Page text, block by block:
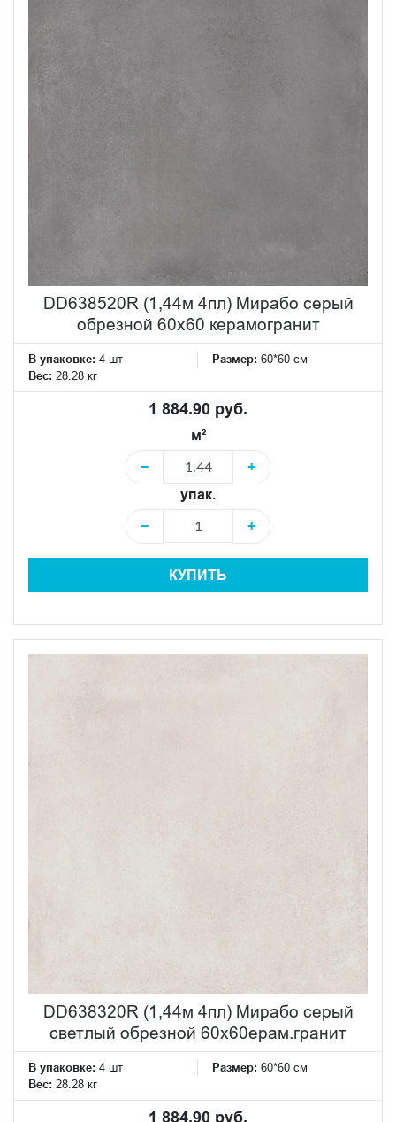
DD638520R (1,44м 4пл) Мирабо серый
обрезной 60х60 керамогранит
В упаковке: 4 шт Размер: 60*60 см
Вес: 28.28 кг
1 884.90 руб.
м²
−
+
упак.
−
+
КУПИТЬ
DD638320R (1,44м 4пл) Мирабо серый
светлый обрезной 60х60ерам.гранит
В упаковке: 4 шт Размер: 60*60 см
Вес: 28.28 кг
1 884.90 руб.